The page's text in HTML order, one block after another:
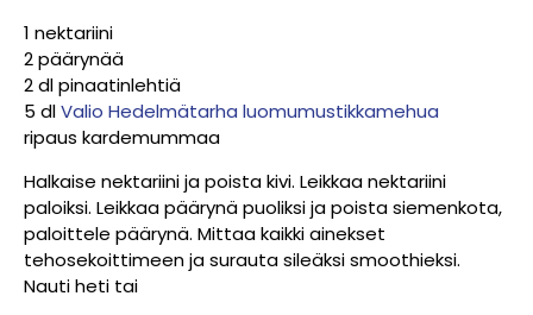
1 nektariini
2 päärynää
2 dl pinaatinlehtiä
5 dlValio Hedelmätarha luomumustikkamehua
ripaus kardemummaa
Halkaise nektariini ja poista kivi. Leikkaa nektariini
paloiksi. Leikkaa päärynä puoliksi ja poista siemenkota,
paloittele päärynä. Mittaa kaikki ainekset
tehosekoittimeen ja surauta sileäksi smoothieksi.
Nauti heti tai